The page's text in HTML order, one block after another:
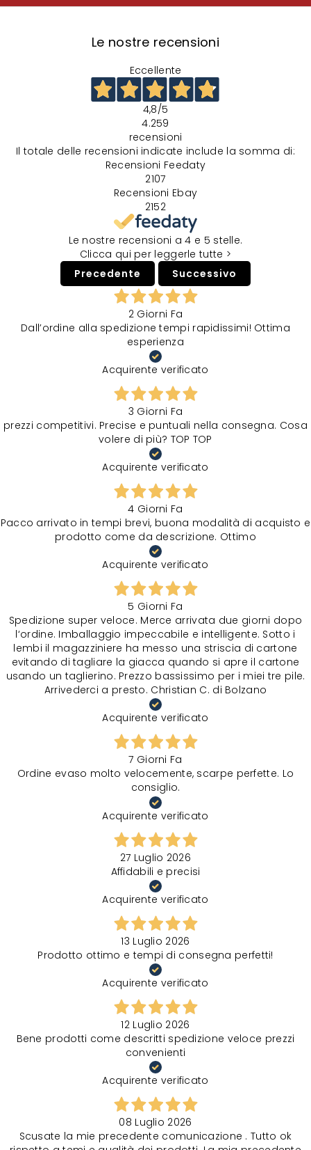
Le nostre recensioni
Eccellente
4,8/5
4.259
recensioni
Il totale delle recensioni indicate include la somma di:
Recensioni Feedaty
2107
Recensioni Ebay
2152
Le nostre recensioni a 4 e 5 stelle.
Clicca qui per leggerle tutte >
Precedente
Successivo
2 Giorni Fa
Dall’ordine alla spedizione tempi rapidissimi! Ottima
esperienza
Acquirente verificato
3 Giorni Fa
prezzi competitivi. Precise e puntuali nella consegna. Cosa
volere di più? TOP TOP
Acquirente verificato
4 Giorni Fa
Pacco arrivato in tempi brevi, buona modalità di acquisto e
prodotto come da descrizione. Ottimo
Acquirente verificato
5 Giorni Fa
Spedizione super veloce. Merce arrivata due giorni dopo
l‘ordine. Imballaggio impeccabile e intelligente. Sotto i
lembi il magazziniere ha messo una striscia di cartone
evitando di tagliare la giacca quando si apre il cartone
usando un taglierino. Prezzo bassissimo per i miei tre pile.
Arrivederci a presto. Christian C. di Bolzano
Acquirente verificato
7 Giorni Fa
Ordine evaso molto velocemente, scarpe perfette. Lo
consiglio.
Acquirente verificato
27 Luglio 2026
Affidabili e precisi
Acquirente verificato
13 Luglio 2026
Prodotto ottimo e tempi di consegna perfetti!
Acquirente verificato
12 Luglio 2026
Bene prodotti come descritti spedizione veloce prezzi
convenienti
Acquirente verificato
08 Luglio 2026
Scusate la mie precedente comunicazione . Tutto ok